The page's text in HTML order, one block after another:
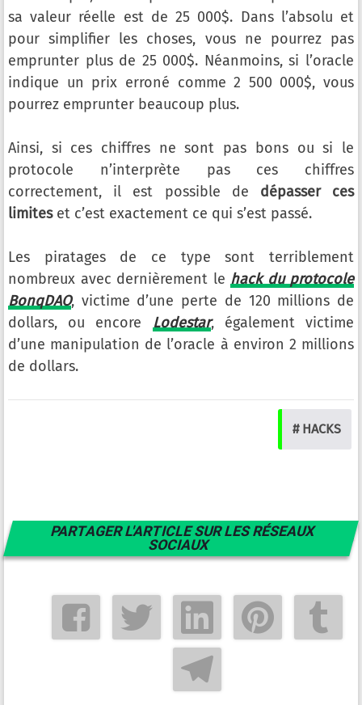
sa valeur réelle est de 25 000$. Dans l’absolu et
pour simplifier les choses, vous ne pourrez pas
emprunter plus de 25 000$. Néanmoins, si l’oracle
indique un prix erroné comme 2 500 000$, vous
pourrez emprunter beaucoup plus.
Ainsi, si ces chiffres ne sont pas bons ou si le
protocole n’interprète pas ces chiffres
correctement, il est possible de dépasser ces
limiteset c’est exactement ce qui s’est passé.
Les piratages de ce type sont terriblement
nombreux avec dernièrement le hack du protocole
BonqDAO, victime d’une perte de 120 millions de
dollars, ou encore Lodestar, également victime
d’une manipulation de l’oracle à environ 2 millions
de dollars.
# HACKS
PARTAGER L'ARTICLE SUR LES RÉSEAUX
SOCIAUX